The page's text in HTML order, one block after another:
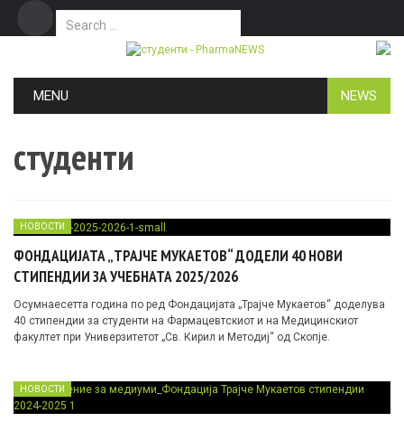
Search for:
MENU NEWS
студенти
НОВОСТИ
ФОНДАЦИЈАТА „ТРАЈЧЕ МУКАЕТОВ“ ДОДЕЛИ 40 НОВИ
СТИПЕНДИИ ЗА УЧЕБНАТА 2025/2026
Осумнаесетта година по ред Фондацијата „Трајче Мукаетов“ доделува
40 стипендии за студенти на Фармацевтскиот и на Медицинскиот
факултет при Универзитетот „Св. Кирил и Методиј“ од Скопје.
НОВОСТИ